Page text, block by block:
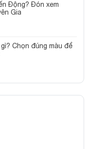
Động? Đón xem
Gia
Chọn đúng màu để